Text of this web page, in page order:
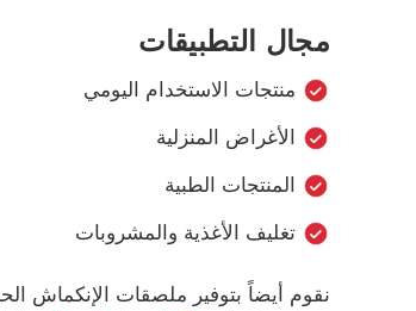
مجال التطبيقات
منتجات الاستخدام اليومي
الأغراض المنزلية
المنتجات الطبية
تغليف الأغذية والمشروبات
نقوم أيضاً بتوفير ملصقات الإنكماش